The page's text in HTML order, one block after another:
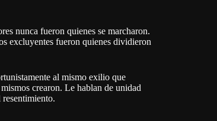
nunca fueron quienes se marcharon.
excluyentes fueron quienes dividieron
al mismo exilio que
crearon. Le hablan de unidad